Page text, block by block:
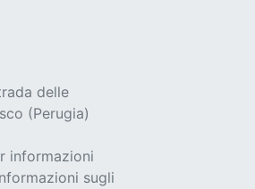
delle
(Perugia)
informazioni
sugli